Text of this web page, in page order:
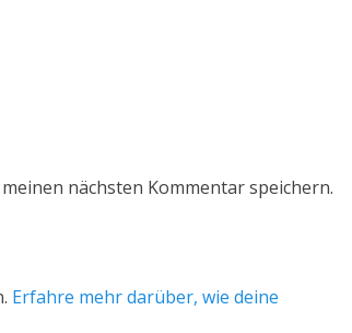
nächsten Kommentar speichern.
Erfahre mehr darüber, wie deine